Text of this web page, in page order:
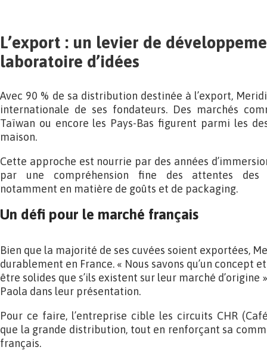
L’export : un levier de
laboratoire d’idées
Avec 90 % de sa distribution destinée à l’export,
internationale de ses fondateurs. Des marchés
Taïwan ou encore les Pays-Bas figurent parmi les
maison.
Cette approche est nourrie par des années
par une compréhension fine des attentes des
notamment en matière de goûts et de packaging.
Un défi pour le marché français
Bien que la majorité de ses cuvées soient exportées,
durablement en France. « Nous savons qu’un concept
être solides que s’ils existent sur leur marché d’origine
Paola dans leur présentation.
Pour ce faire, l’entreprise cible les circuits CHR
que la grande distribution, tout en renforçant sa
français.